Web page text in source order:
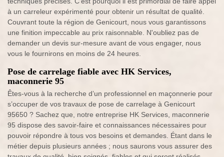
à un carreleur expérimenté pour obtenir un résultat de qualité.
Couvrant toute la région de Genicourt, nous vous garantissons
une finition impeccable au prix raisonnable. N'oubliez pas de
demander un devis sur-mesure avant de vous engager, nous
vous le fournirons en moins de 24 heures.
Pose de carrelage fiable avec HK Services,
maconnerie 95
Êtes-vous à la recherche d’un professionnel en maçonnerie pour
s’occuper de vos travaux de pose de carrelage à Genicourt
95650 ? Sachez que, notre entreprise HK Services, maconnerie
95 dispose des savoir-faire et connaissances nécessaires pour
pouvoir répondre à tous vos besoins et demandes. Étant dans le
métier depuis plusieurs années ; nous saurons vous assurer des